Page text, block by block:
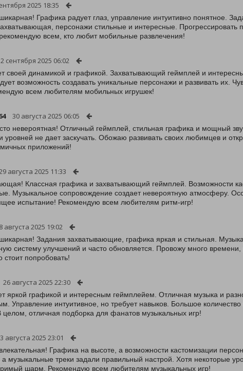
2025 18:35
Графика радует глаз, управление интуитивно понятное.
персонажи стильные и интересные. Прогрессировать
всем, кто любит мобильные развлечения!
2 сентября 2025 06:02
своей динамикой и графикой. Захватывающий геймплей и
возможность создавать уникальные персонажи и развивать их.
всем любителям мобильных игрушек!
30 августа 2025 06:05
невероятная! Отличный геймплей, стильная графика и мощный
уровней не дает заскучать. Обожаю развивать своих любимцев и
приложений!
августа 2025 11:33
Классная графика и захватывающий геймплей. Возможности
Музыкальное сопровождение создает невероятную атмосферу.
испытание! Рекомендую всем любителям ритм-игр!
августа 2025 19:02
Задания захватывающие, графика яркая и стильная.
систему улучшений и часто обновляется. Провожу много
попробовать!
26 августа 2025 22:30
яркой графикой и интересным геймплейем. Отличная музыка и
Управление интуитивное, но требует навыков. Большое
целом, отличная подборка для фанатов музыкальных игр!
августа 2025 23:01
Графика на высоте, а возможности кастомизации
а музыкальные треки задали правильный настрой. Хотя некоторые
шарм. Рекомендую всем любителям музыкальных игр!